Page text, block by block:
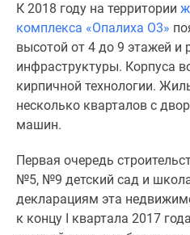
карте
Ипотечный
калькулятор
Семейная
ипотека
Военная
Банки
программы
Медиа
К 2018 году на территории
комплекса «Опалиха О3»
высотой от 4 до 9 этажей и
инфраструктуры. Корпуса
кирпичной технологии.
несколько кварталов с
машин.
Первая очередь
№5, №9 детский сад и
декларациям эта
к концу I квартала 2017